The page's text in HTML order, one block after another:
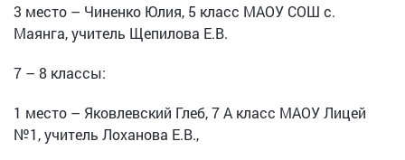
3 место – Чиненко Юлия, 5 класс МАОУ СОШ с.
Маянга, учитель Щепилова Е.В.
7 – 8 классы:
1 место – Яковлевский Глеб, 7 А класс МАОУ Лицей
№1, учитель Лоханова Е.В.,